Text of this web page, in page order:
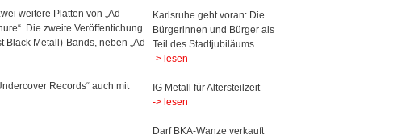
weitere Platten von „Ad
Die zweite Veröffentichung
Metall)-Bands, neben „Ad
Records“ auch mit
Karlsruhe geht voran: Die
Bürgerinnen und Bürger als
Teil des Stadtjubiläums...
-> lesen
IG Metall für Altersteilzeit
-> lesen
Darf BKA-Wanze verkauft